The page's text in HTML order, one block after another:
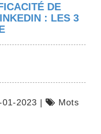
DE
: LES 3
01-2023 |
Mots